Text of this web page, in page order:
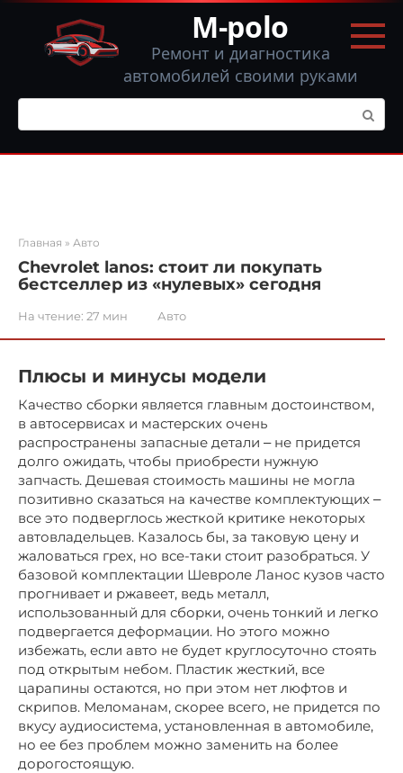
Перейти
контенту
M-polo
Ремонт и диагностика
автомобилей своими руками
Поиск:
Главная » Авто
Chevrolet lanos: стоит ли покупать
бестселлер из «нулевых» сегодня
На чтение: 27 мин Авто
Плюсы и минусы модели
Качество сборки является главным достоинством,
в автосервисах и мастерских очень
распространены запасные детали ‒ не придется
долго ожидать, чтобы приобрести нужную
запчасть. Дешевая стоимость машины не могла
позитивно сказаться на качестве комплектующих ‒
все это подверглось жесткой критике некоторых
автовладельцев. Казалось бы, за таковую цену и
жаловаться грех, но все-таки стоит разобраться. У
базовой комплектации Шевроле Ланос кузов часто
прогнивает и ржавеет, ведь металл,
использованный для сборки, очень тонкий и легко
подвергается деформации. Но этого можно
избежать, если авто не будет круглосуточно стоять
под открытым небом. Пластик жесткий, все
царапины остаются, но при этом нет люфтов и
скрипов. Меломанам, скорее всего, не придется по
вкусу аудиосистема, установленная в автомобиле,
но ее без проблем можно заменить на более
дорогостоящую.